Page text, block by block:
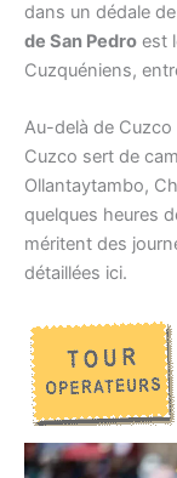
dans un dédale
de San Pedro est
Cuzquéniens,
Au-delà de Cuzco
Cuzco sert de
Ollantaytambo,
quelques heures
méritent des
détaillées ici.